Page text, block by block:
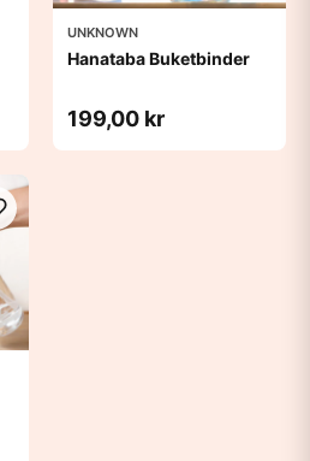
UNKNOWN
Hanataba Buketbinder
199,00 kr